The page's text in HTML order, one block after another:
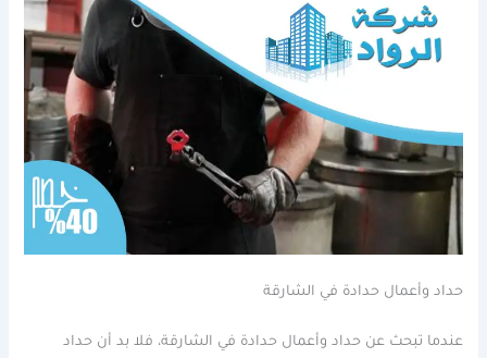
حداد وأعمال حدادة في الشارقة
عندما تبحث عن حداد وأعمال حدادة في الشارقة، فلا بد أن حداد